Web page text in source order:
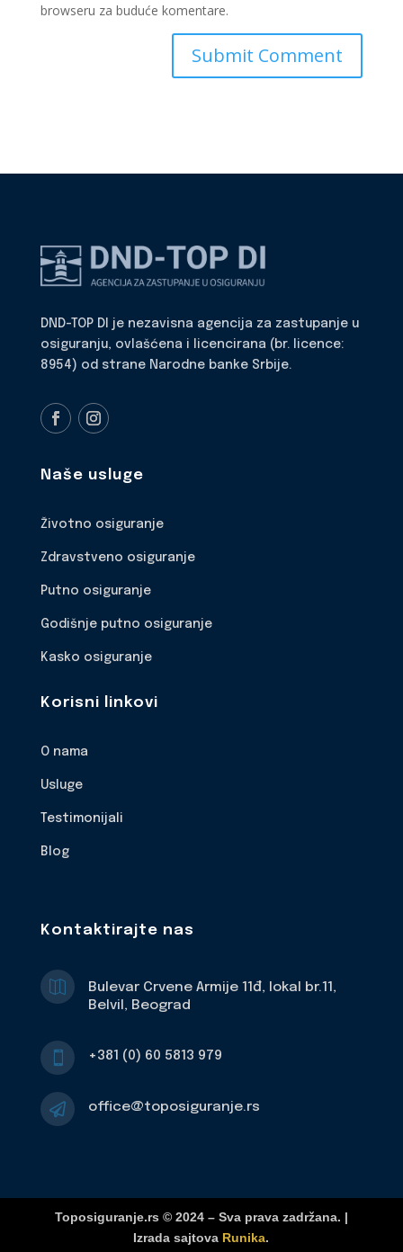
browseru za buduće komentare.
DND-TOP DI je nezavisna agencija za zastupanje u
osiguranju, ovlašćena i licencirana (br. licence:
8954) od strane Narodne banke Srbije.
Naše usluge
Životno osiguranje
Zdravstveno osiguranje
Putno osiguranje
Godišnje putno osiguranje
Kasko osiguranje
Korisni linkovi
O nama
Usluge
Testimonijali
Blog
Kontaktirajte nas

Bulevar Crvene Armije 11đ, lokal br.11,
Belvil, Beograd
 +381 (0) 60 5813 979
 office@toposiguranje.rs
Toposiguranje.rs © 2024 – Sva prava zadržana. |
Izrada sajtova Runika.